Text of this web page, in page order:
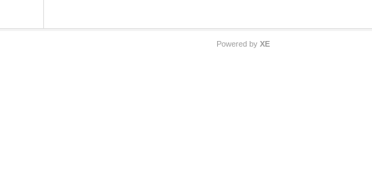
Powered by XE